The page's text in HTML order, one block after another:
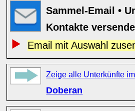
Sammel-Email •
Kontakte
Email mit Auswahl
Zeige alle Unterkünfte im
Doberan